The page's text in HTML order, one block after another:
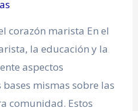
corazón marista En el
la educación y la
aspectos
mismas sobre las
comunidad. Estos